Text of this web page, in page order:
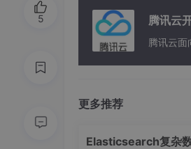
腾讯云
腾讯云面
更多推荐
Elasticsearch复杂
5